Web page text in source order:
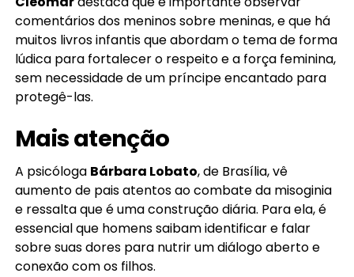
comentários dos meninos sobre meninas, e que há
muitos livros infantis que abordam o tema de forma
lúdica para fortalecer o respeito e a força feminina,
sem necessidade de um príncipe encantado para
protegê-las.
Mais atenção
A psicóloga Bárbara Lobato, de Brasília, vê
aumento de pais atentos ao combate da misoginia
e ressalta que é uma construção diária. Para ela, é
essencial que homens saibam identificar e falar
sobre suas dores para nutrir um diálogo aberto e
conexão com os filhos.